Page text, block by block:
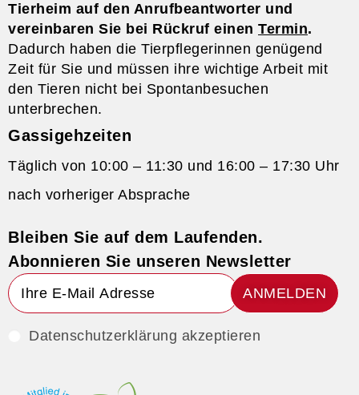
Tierheim auf den Anrufbeantworter und
vereinbaren Sie bei Rückruf einen Termin.
Dadurch haben die Tierpflegerinnen genügend
Zeit für Sie und müssen ihre wichtige Arbeit mit
den Tieren nicht bei Spontanbesuchen
unterbrechen.
Gassigehzeiten
Täglich von 10:00 – 11:30 und 16:00 – 17:30 Uhr
nach vorheriger Absprache
Bleiben Sie auf dem Laufenden.
Abonnieren Sie unseren Newsletter
ANMELDEN
Datenschutzerklärung akzeptieren